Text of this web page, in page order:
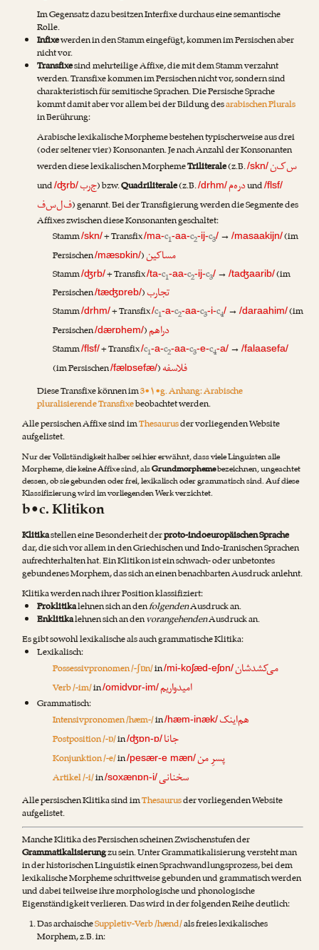
Im Gegensatz dazu besitzen Interfixe durchaus eine semantische
Rolle.
Infixewerden in den Stamm eingefügt, kommen im Persischen aber
nicht vor.
Transfixesind mehrteilige Affixe, die mit dem Stamm verzahnt
werden. Transfixe kommen im Persischen nicht vor, sondern sind
charakteristisch für semitische Sprachen. Die Persische Sprache
kommt damit aber vor allem bei der Bildung desarabischen Plurals
in Berührung:
Arabische lexikalische Morpheme bestehen typischerweise aus drei
(oder seltener vier) Konsonanten. Je nach Anzahl der Konsonanten
werden diese lexikalischen MorphemeTriliterale(z.B./skn/س‌ک‌ن
und/ʤrb/ج‌ر‌ب) bzw.Quadriliterale(z.B./drhm/د‌ر‌ه‌مund/flsf/
ف‌ل‌س‌ف) genannt. Bei der Transfigierung werden die Segmente des
Affixes zwischen diese Konsonanten geschaltet:
Stamm/skn/+ Transfix/ma-c1-aa-c2-ij-c3/→ /masaakijn/(im
Persischen/mæsɒkin/)مساکین
Stamm/ʤrb/+ Transfix/ta-c1-aa-c2-ij-c3/→ /taʤaarib/(im
Persischen/tæʤɒreb/)تجارب
Stamm/drhm/+ Transfix/c1-a-c2-aa-c3-i-c4/→ /daraahim/(im
Persischen/dærɒhem/)دراهم
Stamm/flsf/+ Transfix/c1-a-c2-aa-c3-e-c4-a/→ /falaasefa/
(im Persischen/fælɒsefæ/)فلاسفه
Diese Transfixe können im3•۱•g. Anhang: Arabische
pluralisierende Transfixebeobachtet werden.
Alle persischen Affixe sind imThesaurusder vorliegenden Website
aufgelistet.
Nur der Vollständigkeit halber sei hier erwähnt, dass viele Linguisten alle
Morpheme, die keine Affixe sind, alsGrundmorphemebezeichnen, ungeachtet
dessen, ob sie gebunden oder frei, lexikalisch oder grammatisch sind. Auf diese
Klassifizierung wird im vorliegenden Werk verzichtet.
b•c. Klitikon
Klitikastellen eine Besonderheit derproto-indoeuropäischen Sprache
dar, die sich vor allem in den Griechischen und Indo-Iranischen Sprachen
aufrechterhalten hat. Ein Klitikon ist ein schwach- oder unbetontes
gebundenes Morphem, das sich an einen benachbarten Ausdruck anlehnt.
Klitika werden nach ihrer Position klassifiziert:
Proklitikalehnen sich an denfolgendenAusdruck an.
Enklitikalehnen sich an denvorangehendenAusdruck an.
Es gibt sowohl lexikalische als auch grammatische Klitika:
Lexikalisch:
Possessivpronomen /-ʃɒn/in/mi-koʃæd-eʃɒn/می‌کشدشان
Verb /-im/in/omidvɒr-im/امیدواریم
Grammatisch:
Intensivpronomen /hæm-/in/hæm-inæk/هم‌اینک
Postposition /-ɒ/in/ʤɒn-ɒ/جانا
Konjunktion /-e/in/pesær-e mæn/پسرِ من
Artikel /-i/in/soxænɒn-i/سخنانی
Alle persischen Klitika sind imThesaurusder vorliegenden Website
aufgelistet.
Manche Klitika des Persischen scheinen Zwischenstufen der
Grammatikalisierungzu sein. Unter Grammatikalisierung versteht man
in der historischen Linguistik einen Sprachwandlungsprozess, bei dem
lexikalische Morpheme schrittweise gebunden und grammatisch werden
und dabei teilweise ihre morphologische und phonologische
Eigenständigkeit verlieren. Das wird in der folgenden Reihe deutlich:
Das archaischeSuppletiv-Verb /hænd/als freies lexikalisches
Morphem, z.B. in: